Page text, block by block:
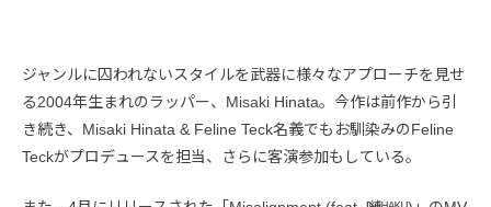
ジャンルに囚われないスタイルを武器に様々なアプローチを見せ
る2004年生まれのラッパー、Misaki Hinata。今作は前作から引
き続き、Misaki Hinata & Feline Teck名義でもお馴染みのFeline
Teckがプロデュースを担当、さらに客演参加もしている。